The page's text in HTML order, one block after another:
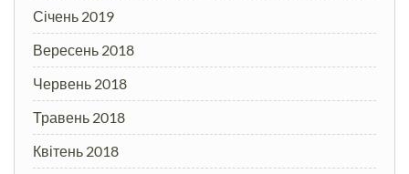
Січень 2019
Вересень 2018
Червень 2018
Травень 2018
Квітень 2018